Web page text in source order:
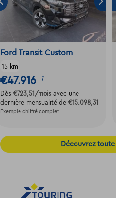
Ford Transit Custom
15 km
€47.916 1
Dès €723,51 /mois avec une
dernière mensualité de €15.098,31
Exemple chiffré complet
Découvrez